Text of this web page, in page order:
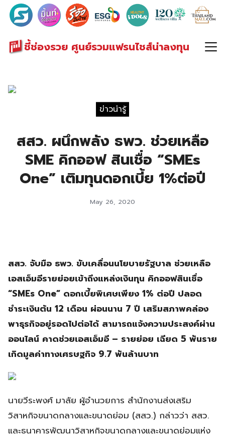
ชี้ช่องรวย ศูนย์รวมแฟรนไชส์น่าลงทุน
Search
for:
ข่าวน่ารู้
สสว. ผนึกพลัง ธพว. ช่วยเหลือ
SME คิกออฟ สินเชื่อ “SMEs
One” เติมทุนดอกเบี้ย 1%ต่อปี
May 26, 2020
สสว. จับมือ ธพว. ขับเคลื่อนนโยบายรัฐบาล ช่วยเหลือ
เอสเอ็มอีรายย่อยเข้าถึงแหล่งเงินทุน คิกออฟสินเชื่อ
“SMEs One” ดอกเบี้ยพิเศษเพียง 1% ต่อปี ปลอด
ชำระเงินต้น 12 เดือน ผ่อนนาน 7 ปี เสริมสภาพคล่อง
พาธุรกิจอยู่รอดไปต่อได้ สามารถแจ้งความประสงค์ผ่าน
ออนไลน์ คาดช่วยเอสเอ็มอี – รายย่อย เฉียด 5 พันราย
เกิดมูลค่าทางเศรษฐกิจ 9.7 พันล้านบาท
นายวีระพงศ์ มาลัย ผู้อํานวยการ สํานักงานส่งเสริม
วิสาหกิจขนาดกลางและขนาดย่อม (สสว.) กล่าวว่า สสว.
และธนาคารพัฒนาวิสาหกิจขนาดกลางและขนาดย่อมแห่ง